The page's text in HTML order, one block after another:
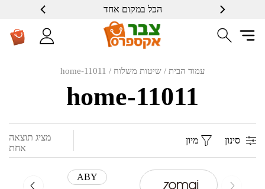
הכל במקום אחד
עמוד הבית / שיטות משלוח / home-11011
home-11011
סינון מיון
מציג תוצאה
אחת
ABY